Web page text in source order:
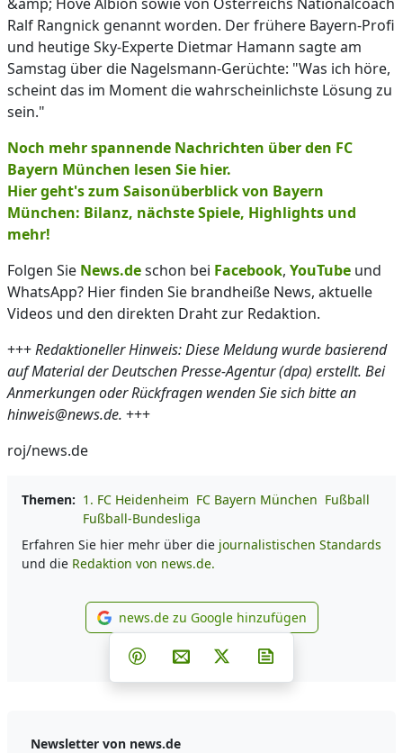
Ralf Rangnick genannt worden. Der frühere Bayern-Profi
und heutige Sky-Experte Dietmar Hamann sagte am
Samstag über die Nagelsmann-Gerüchte: "Was ich höre,
scheint das im Moment die wahrscheinlichste Lösung zu
sein."
Noch mehr spannende Nachrichten über den FC
Bayern München lesen Sie hier.
Hier geht's zum Saisonüberblick von Bayern
München: Bilanz, nächste Spiele, Highlights und
mehr!
Folgen Sie News.deschon bei Facebook, YouTube und
WhatsApp? Hier finden Sie brandheiße News, aktuelle
Videos und den direkten Draht zur Redaktion.
+++Redaktioneller Hinweis: Diese Meldung wurde basierend
auf Material der Deutschen Presse-Agentur (dpa) erstellt. Bei
Anmerkungen oder Rückfragen wenden Sie sich bitte an
hinweis@news.de. +++
roj/news.de
Themen: 1. FC Heidenheim FC Bayern München Fußball
Fußball-Bundesliga
Erfahren Sie hier mehr über die journalistischen Standards
und die Redaktion von news.de.
news.de zu Google
news.de zu Google hinzufügen
Teilen auf Facebook
Teilen auf Whatsapp
Teilen auf Telegram
Teilen auf Pinterest
Per E-Mail teilen
Post auf X
Newsletter von news.de